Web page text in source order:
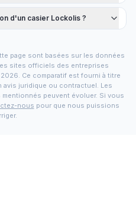
d'un casier Lockolis ?
page sont basées sur les données
sites officiels des entreprises
2026. Ce comparatif est fourni à titre
juridique ou contractuel. Les
peuvent évoluer. Si vous
nous pour que nous puissions